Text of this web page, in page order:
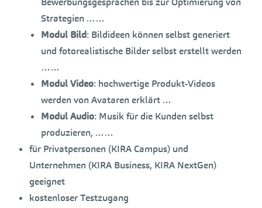
Strategien ……
Modul Bild: Bildideen können selbst generiert
und fotorealistische Bilder selbst erstellt werden
……
Modul Video: hochwertige Produkt-Videos
werden von Avataren erklärt …
Modul Audio: Musik für die Kunden selbst
produzieren, ……
für Privatpersonen (KIRA Campus) und
Unternehmen (KIRA Business, KIRA NextGen)
geeignet
kostenloser Testzugang